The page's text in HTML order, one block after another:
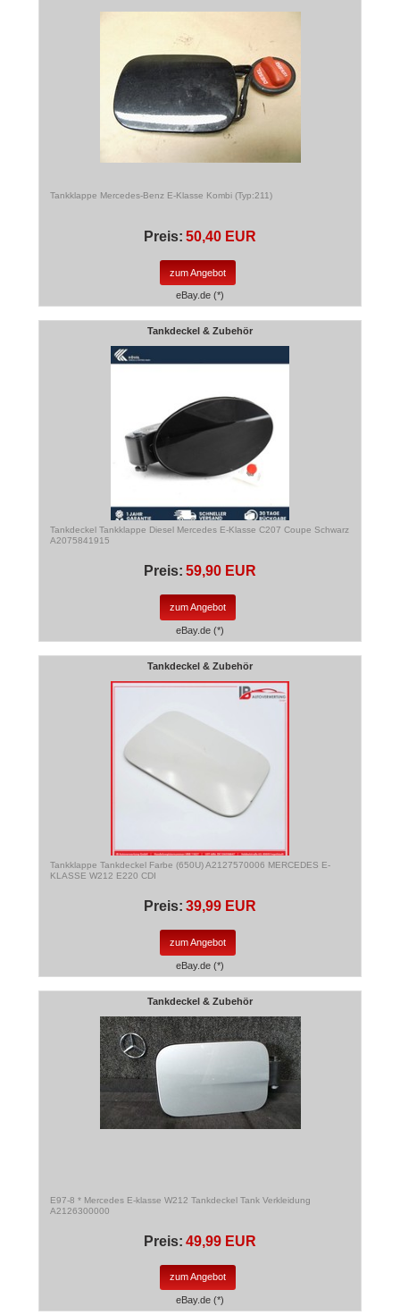
Tankklappe Mercedes-Benz E-Klasse Kombi (Typ:211)
Preis: 50,40 EUR
zum Angebot
eBay.de (*)
Tankdeckel & Zubehör
Tankdeckel Tankklappe Diesel Mercedes E-Klasse C207 Coupe Schwarz
A2075841915
Preis: 59,90 EUR
zum Angebot
eBay.de (*)
Tankdeckel & Zubehör
Tankklappe Tankdeckel Farbe (650U) A2127570006 MERCEDES E-
KLASSE W212 E220 CDI
Preis: 39,99 EUR
zum Angebot
eBay.de (*)
Tankdeckel & Zubehör
E97-8 * Mercedes E-klasse W212 Tankdeckel Tank Verkleidung
A2126300000
Preis: 49,99 EUR
zum Angebot
eBay.de (*)